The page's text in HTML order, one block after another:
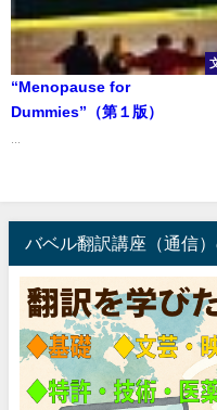
“Menopause for
Dummies”（第１版）
バベル翻訳講座（通信